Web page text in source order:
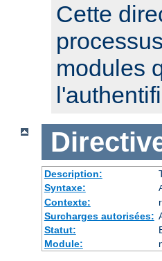
Cette
modules
Description:
Syntaxe:
Contexte:
Surcharges autorisées:
Statut:
Module: